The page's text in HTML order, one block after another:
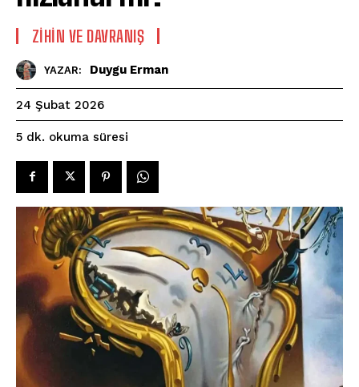
⁠ZIHIN VE DAVRANIŞ
YAZAR: Duygu Erman
24 Şubat 2026
5 dk. okuma süresi